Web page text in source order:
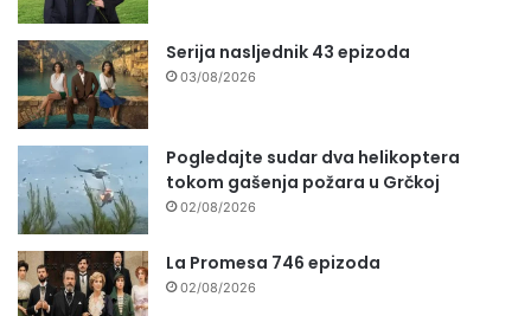
Serija nasljednik 43 epizoda
03/08/2026
Pogledajte sudar dva helikoptera
tokom gašenja požara u Grčkoj
02/08/2026
La Promesa 746 epizoda
02/08/2026